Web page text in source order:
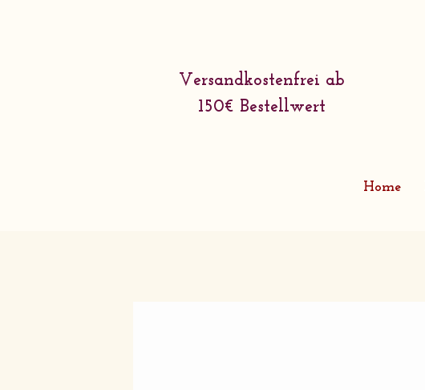
Home
Versandkostenfrei ab
150€ Bestellwert